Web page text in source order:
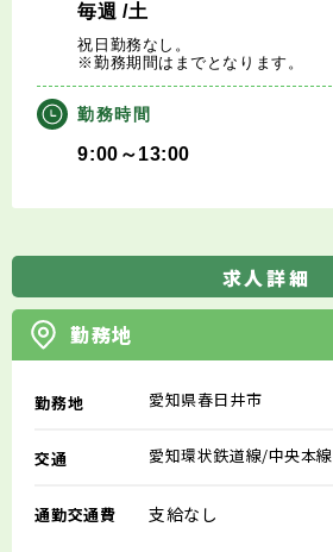
毎週 /土
祝日勤務なし。
※勤務期間はまでとなります。
勤務時間
9:00～13:00
求人詳細
勤務地
勤務地 愛知県春日井市
交通 愛知環状鉄道線/中央本線
通勤交通費 支給なし